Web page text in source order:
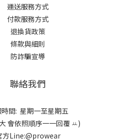
運送服務方式
付款服務方式
退換貨政策
條款與細則
防詐騙宣導
聯絡我們
間: 星期一至星期五
會依照順序一一回覆 ꕁ)
方Line:@prowear